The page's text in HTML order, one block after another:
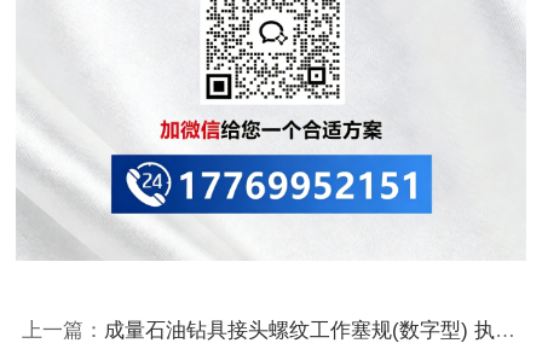
上一篇： 成量石油钻具接头螺纹工作塞规(数字型) 执行标准： API SPEC 7-2；GB/T 22512.2